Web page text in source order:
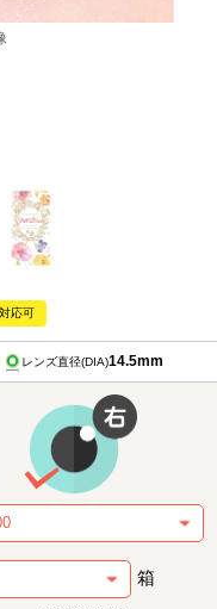
応可
レンズ直径(DIA)14.5mm
箱